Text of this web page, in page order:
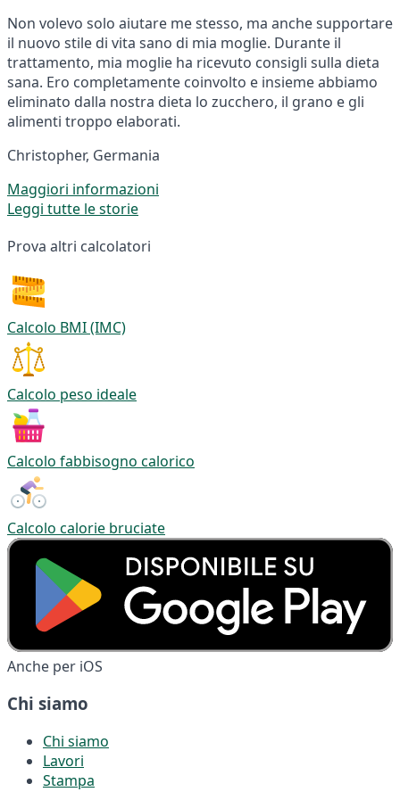
Non volevo solo aiutare me stesso, ma anche supportare
il nuovo stile di vita sano di mia moglie. Durante il
trattamento, mia moglie ha ricevuto consigli sulla dieta
sana. Ero completamente coinvolto e insieme abbiamo
eliminato dalla nostra dieta lo zucchero, il grano e gli
alimenti troppo elaborati.
Christopher, Germania
Maggiori informazioni
Leggi tutte le storie
Prova altri calcolatori
Calcolo BMI (IMC)
Calcolo peso ideale
Calcolo fabbisogno calorico
Calcolo calorie bruciate
Anche per iOS
Chi siamo
Chi siamo
Lavori
Stampa